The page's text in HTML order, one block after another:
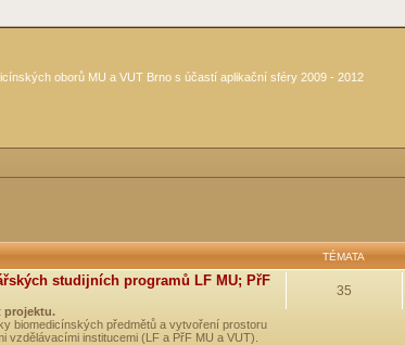
oborů MU a VUT Brno s účastí aplikační sféry 2009 - 2012
TÉMATA
studijních programů LF MU; PřF
projektu.
biomedicínských předmětů a vytvoření prostoru
vzdělávacími institucemi (LF a PřF MU a VUT).
35